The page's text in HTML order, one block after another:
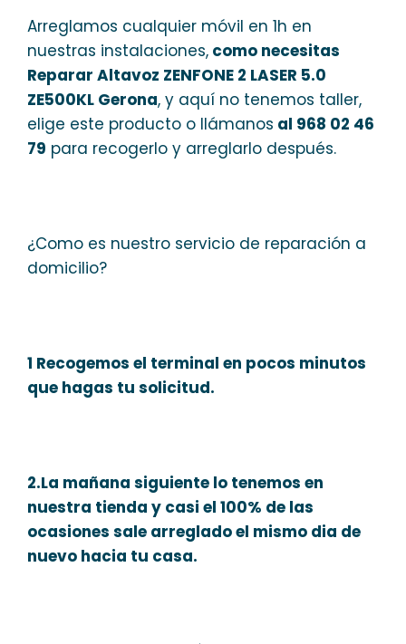
Arreglamos cualquier móvil en 1h en
nuestras instalaciones, como necesitas
Reparar Altavoz ZENFONE 2 LASER 5.0
ZE500KL Gerona, y aquí no tenemos taller,
elige este producto o llámanos al 968 02 46
79 para recogerlo y arreglarlo después.
¿Como es nuestro servicio de reparación a
domicilio?
1 Recogemos el terminal en pocos minutos
que hagas tu solicitud.
2.La mañana siguiente lo tenemos en
nuestra tienda y casi el 100% de las
ocasiones sale arreglado el mismo dia de
nuevo hacia tu casa.